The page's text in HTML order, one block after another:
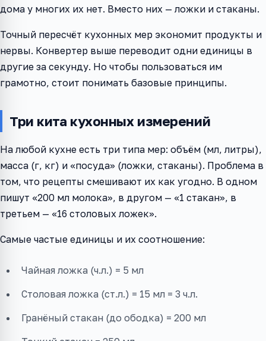
дома у многих их нет. Вместо них — ложки и стаканы.
Точный пересчёт кухонных мер экономит продукты и
нервы. Конвертер выше переводит одни единицы в
другие за секунду. Но чтобы пользоваться им
грамотно, стоит понимать базовые принципы.
Три кита кухонных измерений
На любой кухне есть три типа мер: объём (мл, литры),
масса (г, кг) и «посуда» (ложки, стаканы). Проблема в
том, что рецепты смешивают их как угодно. В одном
пишут «200 мл молока», в другом — «1 стакан», в
третьем — «16 столовых ложек».
Самые частые единицы и их соотношение:
Чайная ложка (ч.л.) = 5 мл
Столовая ложка (ст.л.) = 15 мл = 3 ч.л.
Гранёный стакан (до ободка) = 200 мл